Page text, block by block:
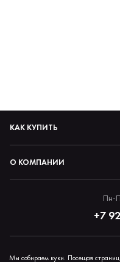
КАК КУПИТЬ
О КОМПАНИИ
Пн-
+7
Политика обработки
Мы собираем куки. Посещая